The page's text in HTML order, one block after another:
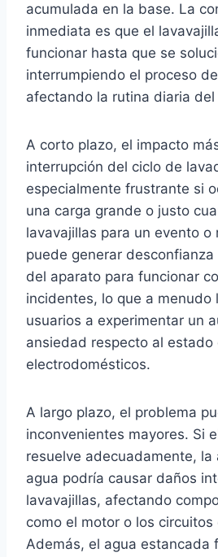
acumulada en la base. La
inmediata es que el
funcionar hasta que se
interrumpiendo el proceso
afectando la rutina diaria del
A corto plazo, el impacto
interrupción del ciclo de
especialmente frustrante si
una carga grande o justo
lavavajillas para un evento o
puede generar
del aparato para funcionar
incidentes, lo que a menudo
usuarios a experimentar un
ansiedad respecto al estado
electrodomésticos.
A largo plazo, el problema
inconvenientes mayores. Si
resuelve adecuadamente, la
agua podría causar daños
lavavajillas, afectando
como el motor o los circuitos
Además, el agua estancada